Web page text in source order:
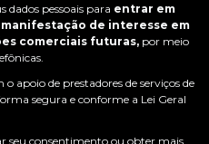
dados pessoais para entrar em
de interesse em
comerciais futuras, por meio
apoio de prestadores de serviços de
segura e conforme a Lei Geral
seu consentimento ou obter mais